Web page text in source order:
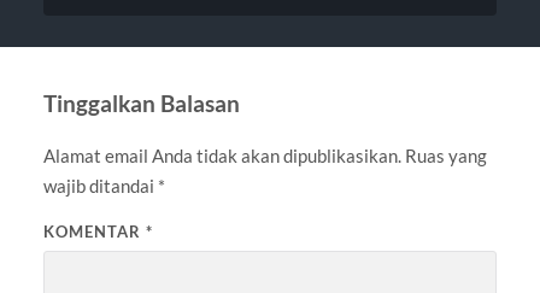
Tinggalkan Balasan
Alamat email Anda tidak akan dipublikasikan. Ruas yang
wajib ditandai *
KOMENTAR *